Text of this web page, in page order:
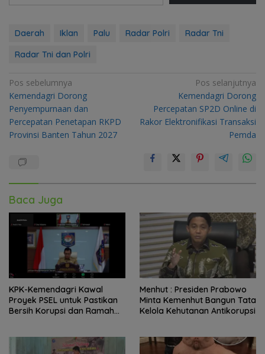
Daerah Iklan Palu Radar Polri
Radar Tni
Radar Tni dan Polri
Navigasi
pos
Pos sebelumnya
Kemendagri Dorong
Penyempurnaan dan
Percepatan Penetapan RKPD
Provinsi Banten Tahun 2027
Pos selanjutnya
Kemendagri Dorong
Percepatan SP2D Online di
Rakor Elektronifikasi Transaksi
Pemda
Baca Juga
KPK-Kemendagri Kawal
Proyek PSEL untuk Pastikan
Bersih Korupsi dan Ramah
Menhut : Presiden Prabowo
Minta Kemenhut Bangun Tata
Kelola Kehutanan Antikorupsi